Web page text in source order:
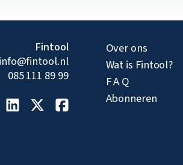
Fintool
info@fintool.nl
085 111 89 99
Over ons
Wat is Fintool?
F A Q
Abonneren